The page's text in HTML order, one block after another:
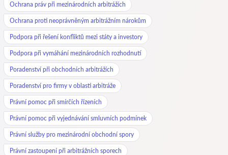
Ochrana práv při mezinárodních arbitrážích
Ochrana proti neoprávněným arbitrážním nárokům
Podpora při řešení konfliktů mezi státy a investory
Podpora při vymáhání mezinárodních rozhodnutí
Poradenství při obchodních arbitrážích
Poradenství pro firmy v oblasti arbitráže
Právní pomoc při smírčích řízeních
Právní pomoc při vyjednávání smluvních podmínek
Právní služby pro mezinárodní obchodní spory
Právní zastoupení při arbitrážních sporech